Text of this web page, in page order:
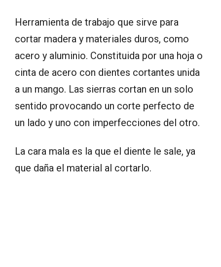
Herramienta de trabajo que sirve para
cortar madera y materiales duros, como
acero y aluminio. Constituida por una hoja o
cinta de acero con dientes cortantes unida
a un mango. Las sierras cortan en un solo
sentido provocando un corte perfecto de
un lado y uno con imperfecciones del otro.
La cara mala es la que el diente le sale, ya
que daña el material al cortarlo.